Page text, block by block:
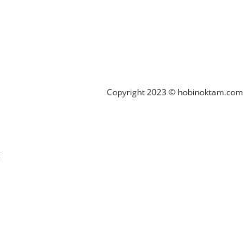
Copyright 2023 © hobinoktam.com